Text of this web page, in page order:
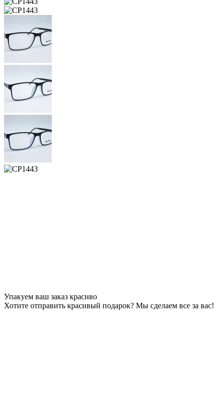
Упакуем ваш заказ красиво
Хотите отправить красивый подарок? Мы сделаем все за вас!